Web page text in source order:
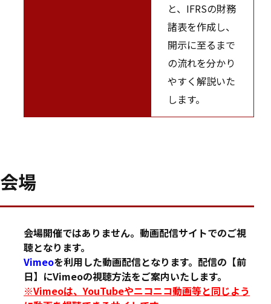
と、IFRSの財務
諸表を作成し、
開示に至るまで
の流れを分かり
やすく解説いた
します。
会場
会場開催ではありません。動画配信サイトでのご視
聴となります。
Vimeoを利用した動画配信となります。配信の【前
日】にVimeoの視聴方法をご案内いたします。
※Vimeoは、YouTubeやニコニコ動画等と同じよう